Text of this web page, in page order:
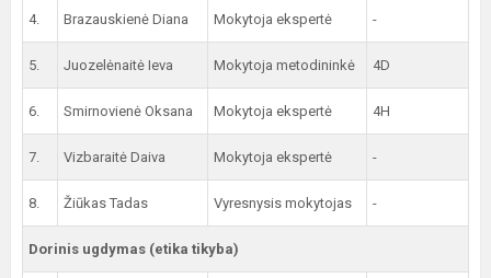
4. Brazauskienė Diana Mokytoja ekspertė -
5. Juozelėnaitė Ieva Mokytoja metodininkė 4D
6. Smirnovienė Oksana Mokytoja ekspertė 4H
7. Vizbaraitė Daiva Mokytoja ekspertė -
8. Žiūkas Tadas Vyresnysis mokytojas -
Dorinis ugdymas (etika tikyba)